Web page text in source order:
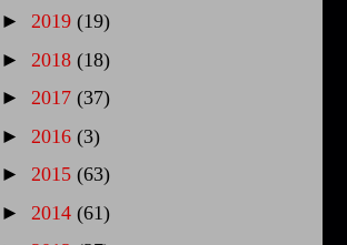
► 2019 (19)
► 2018 (18)
► 2017 (37)
► 2016 (3)
► 2015 (63)
► 2014 (61)